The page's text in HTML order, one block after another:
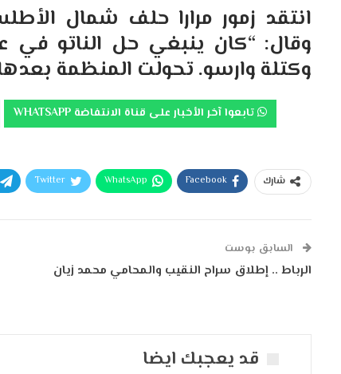
انتقد زمور مرارا حلف شمال
وكتلة وارسو. تحولت المنظمة بعدها
تابعوا آخر الأخبار على قناة الانتفاضة WHATSAPP
شارك Facebook
WhatsApp
Twitter
السابق بوست
الرباط .. إطلاق سراح النقيب والمحامي محمد زيان
قد يعجبك ايضا